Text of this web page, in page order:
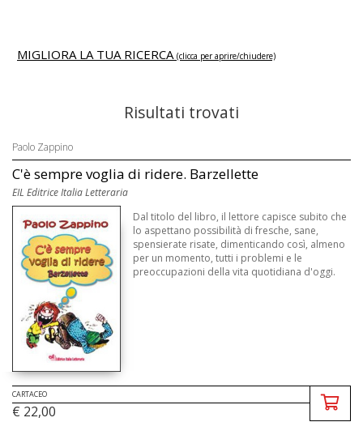
MIGLIORA LA TUA RICERCA (clicca per aprire/chiudere)
Risultati trovati
Paolo Zappino
C'è sempre voglia di ridere. Barzellette
EIL Editrice Italia Letteraria
Dal titolo del libro, il lettore capisce subito che
lo aspettano possibilità di fresche, sane,
spensierate risate, dimenticando così, almeno
per un momento, tutti i problemi e le
preoccupazioni della vita quotidiana d'oggi.
CARTACEO
€ 22,00